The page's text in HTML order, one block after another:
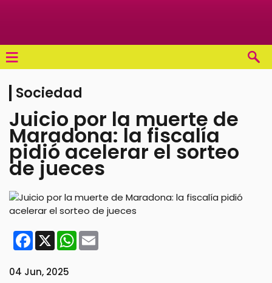
≡
Sociedad
Juicio por la muerte de
Maradona: la fiscalía
pidió acelerar el sorteo
de jueces
Facebook
X WhatsApp
Email
04 Jun, 2025